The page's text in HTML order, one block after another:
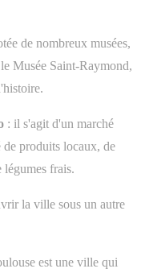
de nombreux musées,
Musée Saint-Raymond,
: il s'agit d'un marché
produits locaux, de
légumes frais.
la ville sous un autre
est une ville qui